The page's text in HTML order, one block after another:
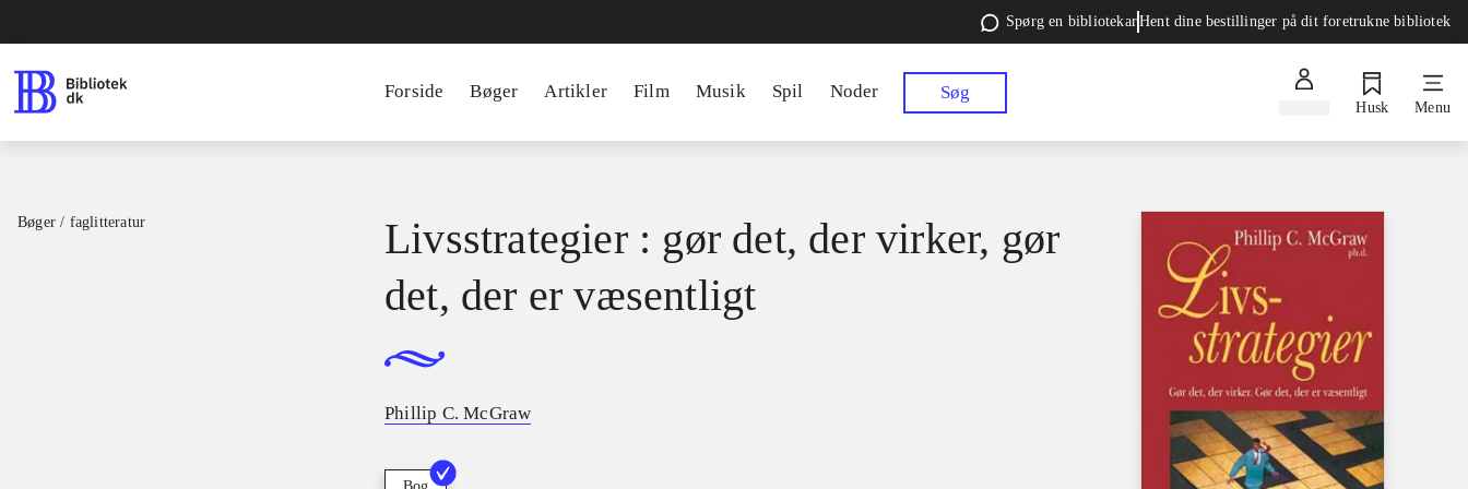
Spørg en bibliotekarHent dine bestillinger på dit foretrukne bibliotek
Forside Bøger Artikler Film Musik Spil Noder Søg
Husk Menu
Bøger / faglitteratur
Livsstrategier : gør det, der virker, gør
det, der er væsentligt
Phillip C. McGraw